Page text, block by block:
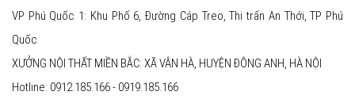
VP Phú Quốc 1: Khu Phố 6, Đường Cáp Treo, Thị trấn An Thới, TP Phú
Quốc
XƯỞNG NỘI THẤT MIỀN BẮC: XÃ VÂN HÀ, HUYỆN ĐÔNG ANH, HÀ NỘI
Hotline: 0912.185.166 - 0919.185.166